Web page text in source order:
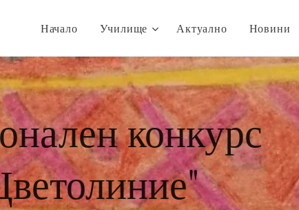
Начало Училище Актуално Новини
конкурс